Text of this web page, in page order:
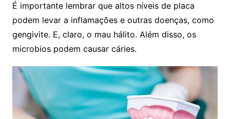
É importante lembrar que altos níveis de placa
podem levar a inflamações e outras doenças, como
gengivite. E, claro, o mau hálito. Além disso, os
microbios podem causar cáries.